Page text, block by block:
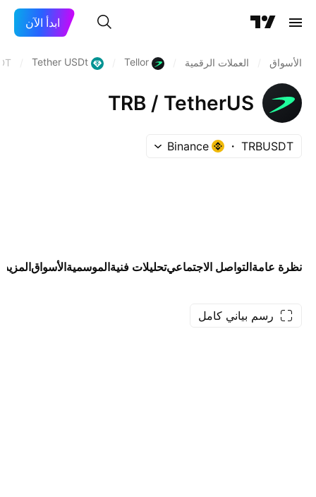
ابدأ الآن
الأسواق العملات الرقمية Tellor
Tether USDt
TRB / TetherUS
TRBUSDT
Binance
نظرة عامةالتواصل الاجتماعيتحليلات فنيةالموسميةالأسواقالمزيد
رسم بياني كامل